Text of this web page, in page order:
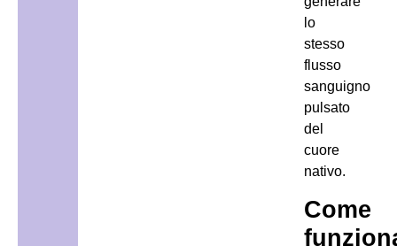
lo
stesso
flusso
sanguigno
pulsato
del
cuore
nativo.
Come